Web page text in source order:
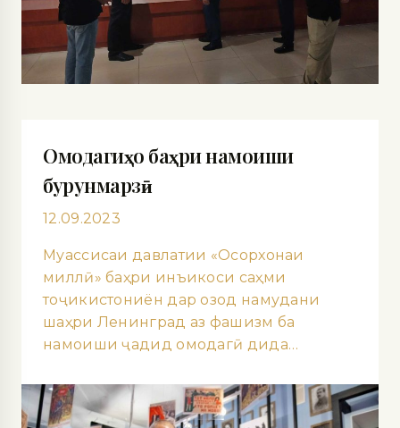
Омодагиҳо баҳри намоиши
бурунмарзӣ
12.09.2023
Муассисаи давлатии «Осорхонаи
миллӣ» баҳри инъикоси саҳми
тоҷикистониён дар озод намудани
шаҳри Ленинград аз фашизм ба
намоиши ҷадид омодагӣ дида…